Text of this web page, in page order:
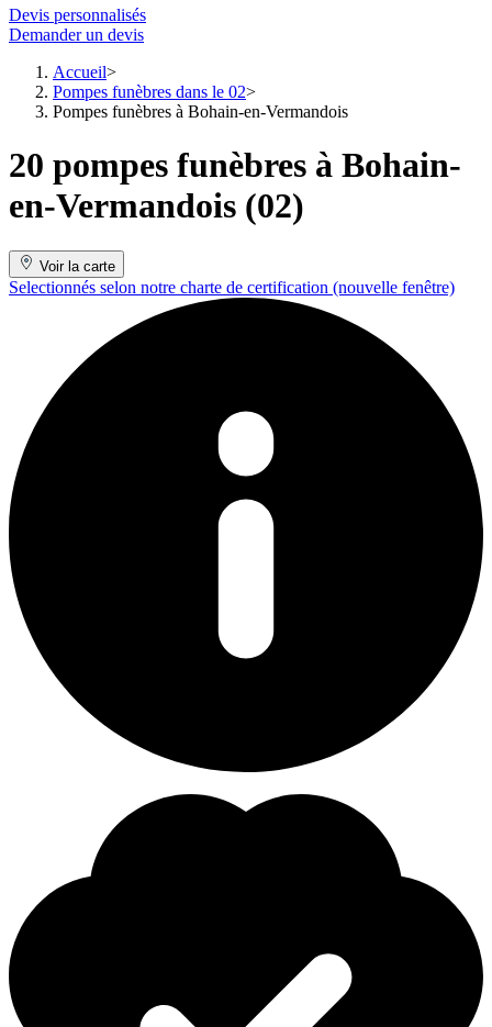
Devis personnalisés
Demander un devis
Accueil
Pompes funèbres dans le 02
Pompes funèbres à Bohain-en-Vermandois
20 pompes funèbres à Bohain-
en-Vermandois (02)
Voir la carte
Selectionnés selon notre charte de certification (nouvelle fenêtre)